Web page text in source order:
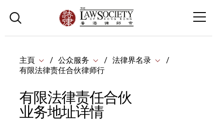
主頁 公众服务
法律界名录
有限法律责任合伙律师行
有限法律责任合伙
业务地址详情